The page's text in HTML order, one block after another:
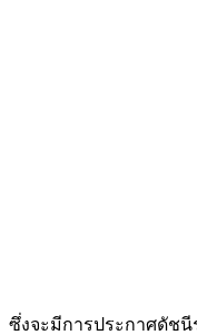
ซึ่งจะมีการประกาศดัช